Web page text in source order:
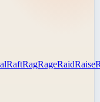
RaftRagRageRaidRaise